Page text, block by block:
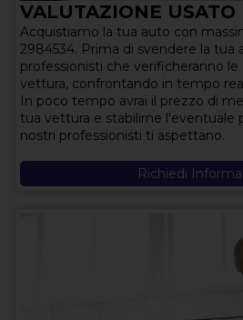
VALUTAZIONE USATO
Acquistiamo la tua auto con
2984534. Prima di svendere la tua
professionisti che verificheranno le
vettura, confrontando in tempo
In poco tempo avrai il prezzo di
tua vettura e stabilirne l'eventuale
nostri professionisti ti aspettano.
Richiedi